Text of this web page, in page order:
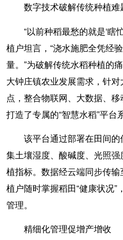
数字技术破解传统种植难
“以前种稻最愁的就是‘瞎
植户坦言，“浇水施肥全凭经
量。”为破解传统水稻种植的
大钟庄镇农业发展需求，针
点，整合物联网、大数据、移
打造了专属的“智慧水稻”平台
该平台通过部署在田间的
集土壤湿度、酸碱度、光照
植指标。数据经云端同步传
植户随时掌握稻田“健康状况
管理。
精细化管理促增产增收